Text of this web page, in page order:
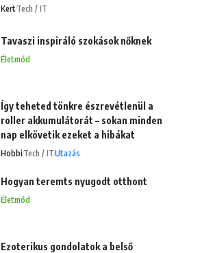
KertTech / IT
Tavaszi inspiráló szokások nőknek
Életmód
Így teheted tönkre észrevétlenül a
roller akkumulátorát – sokan minden
nap elkövetik ezeket a hibákat
HobbiTech / ITUtazás
Hogyan teremts nyugodt otthont
Életmód
Ezoterikus gondolatok a belső